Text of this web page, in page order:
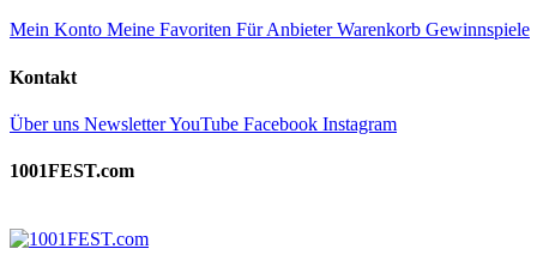
Mein Konto Meine Favoriten Für AnbieterWarenkorb Gewinnspiele
Kontakt
Über uns NewsletterYouTube Facebook Instagram
1001FEST.com